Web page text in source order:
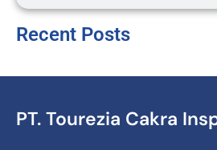
Recent Posts
PT. Tourezia Cakra